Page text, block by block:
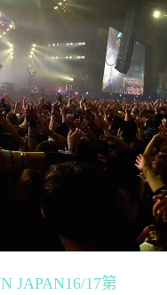
JAPAN16/17第